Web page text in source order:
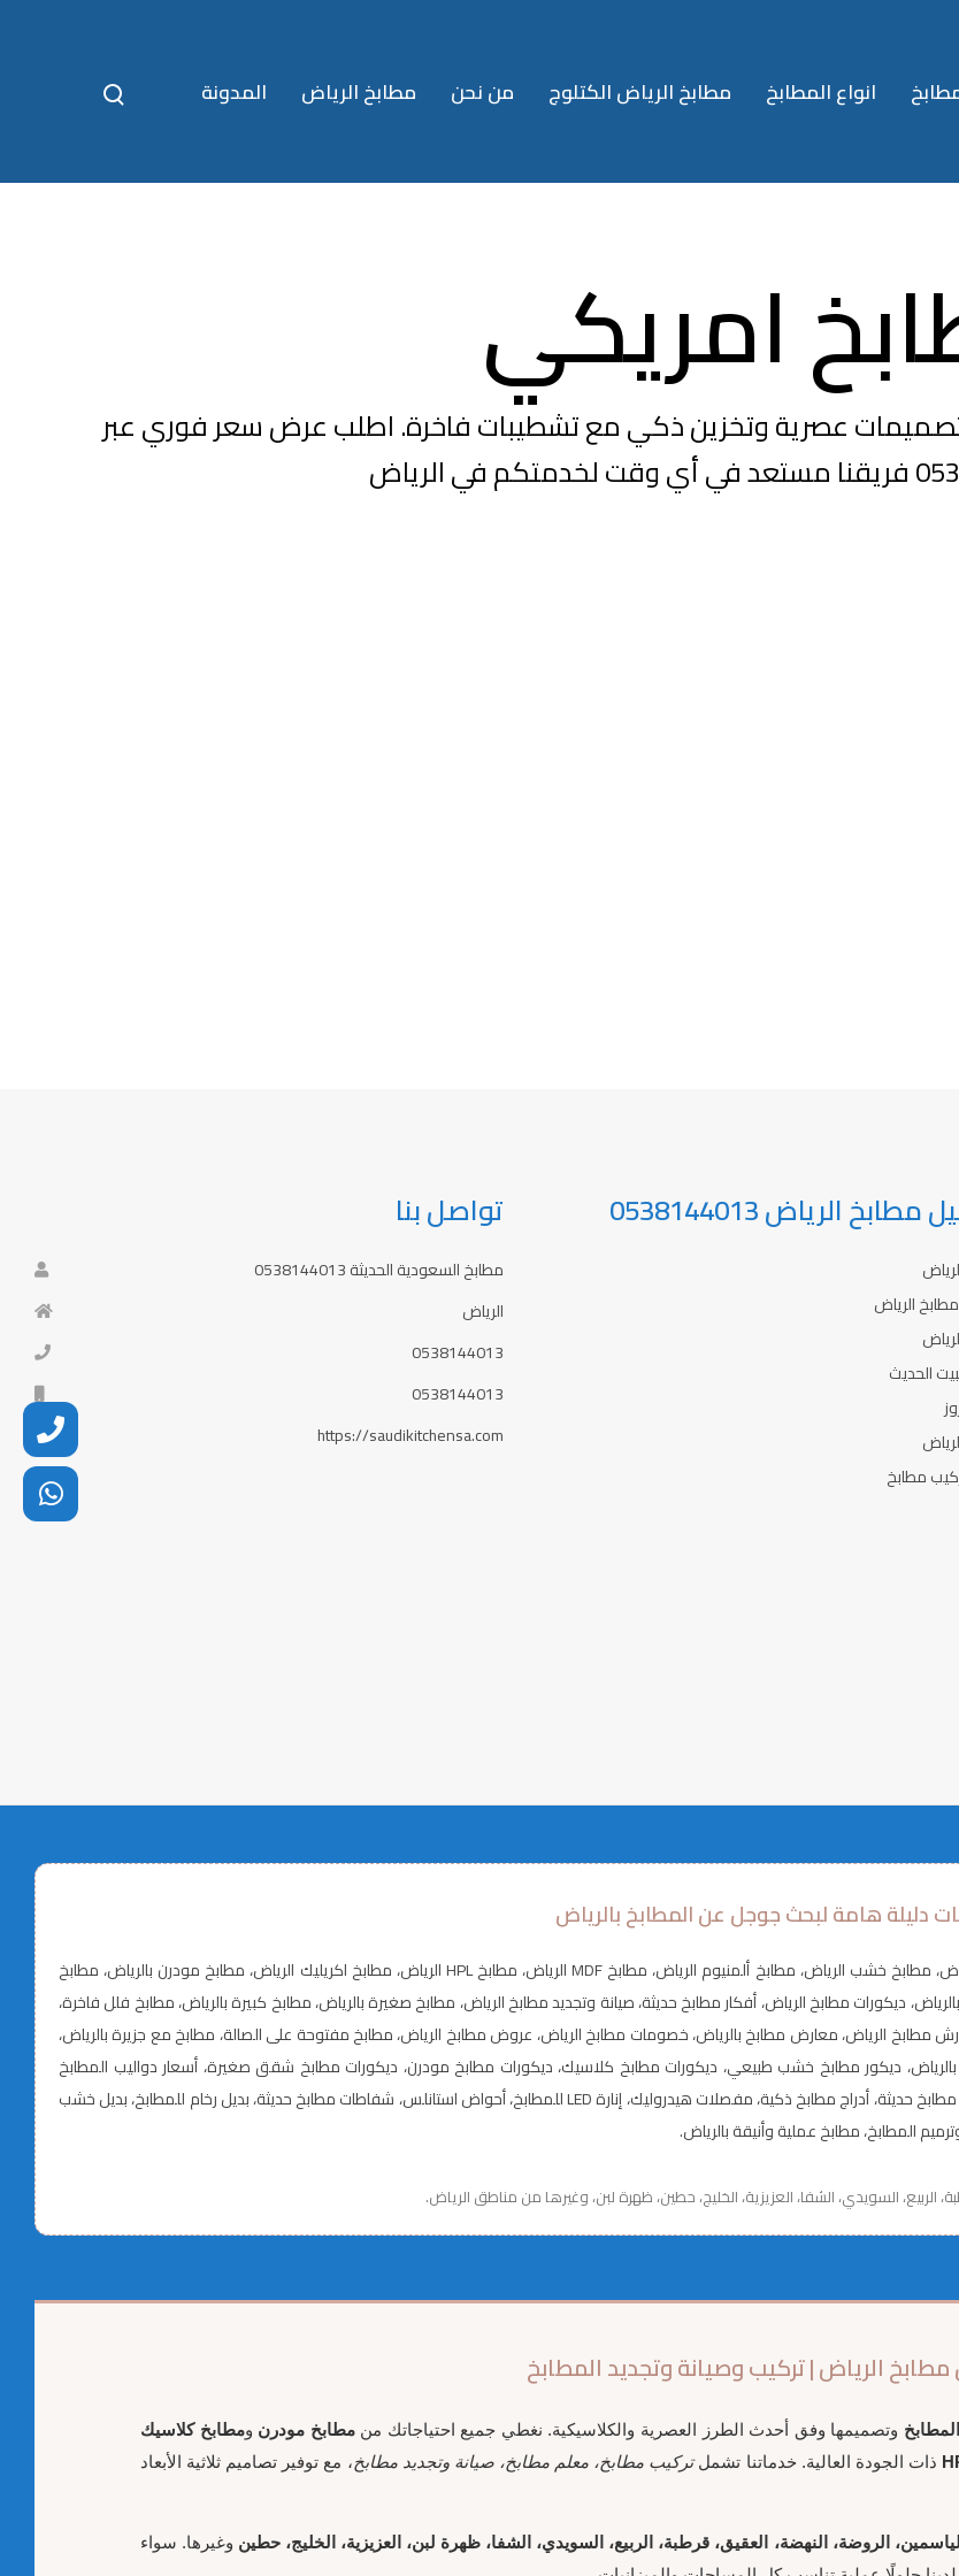
انواع المطابخ مطابخ الرياض الكتلوج من نحن مطابخ الرياض المدونة T
o
g
l
m
o
امريكي
عصرية وتخزين ذكي مع تشطيبات فاخرة. اطلب عرض سعر فوري عبر
الرياض 0538144013
الرياض
الحديث
مطابخ
تواصل بنا
مطابخ السعودية الحديثة 0538144013
الرياض
0538144013
0538144013
https://saudikitchensa.com
دليلة هامة لبحث جوجل عن المطابخ بالرياض
تفصيل مطابخ الرياض، أسعار مطابخ الرياض، معلم مطابخ بالرياض، تركيب مطابخ الرياض، مطابخ خشب الرياض، مطابخ ألمنيوم الرياض، مطابخ MDF الرياض، مطابخ HPL الرياض، مطابخ اكريليك الرياض، مطابخ مودرن بالرياض، مطابخ
كلاسيك بالرياض، مطابخ نيوكلاسيك بالرياض، مطابخ رخام بالرياض، تصميم مطابخ 3D بالرياض، ديكورات مطابخ الرياض، أفكار مطابخ حديثة، صيانة وتجديد مطابخ الرياض، مطابخ صغيرة بالرياض، مطابخ كبيرة بالرياض، مطابخ فلل فاخرة،
الرياض، معارض مطابخ بالرياض، خصومات مطابخ الرياض، عروض مطابخ الرياض، مطابخ مفتوحة على الصالة، مطابخ مع جزيرة بالرياض،
بالرياض، ديكور مطابخ خشب طبيعي، ديكورات مطابخ كلاسيك، ديكورات مطابخ مودرن، ديكورات مطابخ شقق صغيرة، أسعار دواليب المطابخ
بالرياض، أفضل معلم مطابخ، تفصيل خزائن مطابخ، تركيب دواليب مطابخ، اكسسوارات مطابخ حديثة، أدراج مطابخ ذكية، مفصلات هيدروليك، إنارة LED للمطابخ، أحواض استانلس، شفاطات مطابخ حديثة، بديل رخام للمطابخ، بديل خشب
المطابخ، مطابخ عملية وأنيقة بالرياض.
الربيع، السويدي، الشفا، العزيزية، الخليج، حطين، ظهرة لبن، وغيرها من مناطق الرياض.
الرياض | تركيب وصيانة وتجديد المطابخ
وتصميمها وفق أحدث الطرز العصرية والكلاسيكية. نغطي جميع احتياجاتك منمطابخ مودرن ومطابخ كلاسيك
ذات الجودة العالية. خدماتنا تشملتركيب مطابخ، معلم مطابخ، صيانة وتجديد مطابخ، مع توفير تصاميم ثلاثية الأبعاد
الياسمين، الروضة، النهضة، العقيق، قرطبة، الربيع، السويدي، الشفا، ظهرة لبن، العزيزية، الخليج، حطين وغيرها. سواء